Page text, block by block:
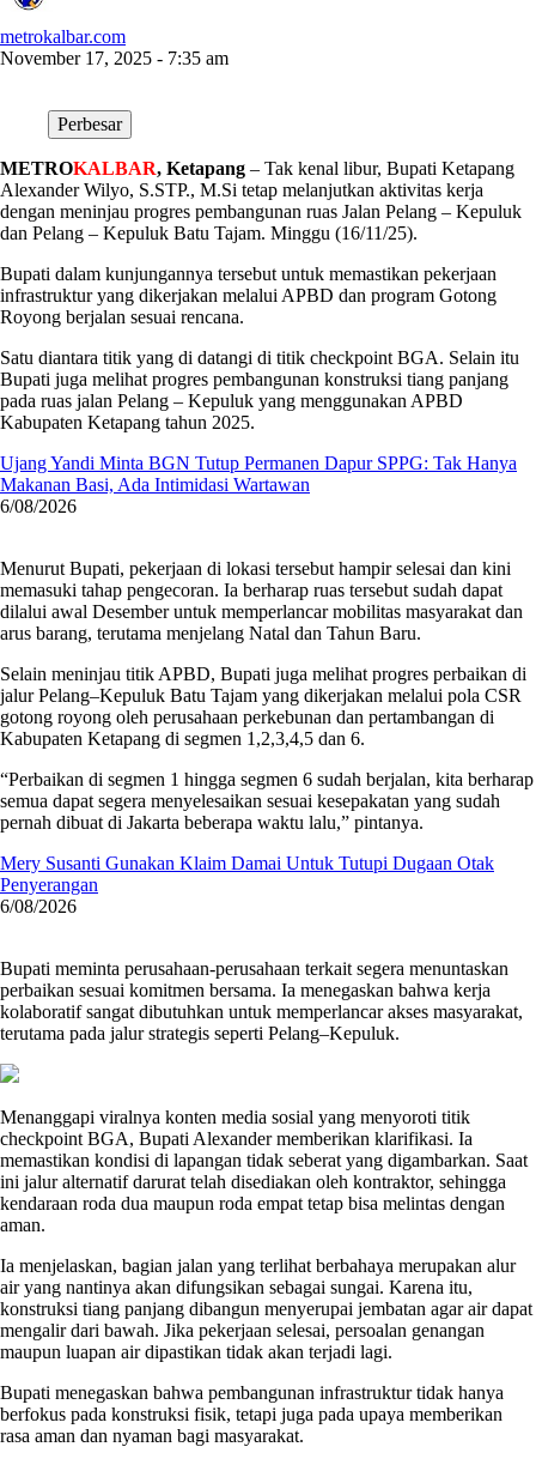
metrokalbar.com
November 17, 2025 - 7:35 am
Perbesar
METROKALBAR, Ketapang – Tak kenal libur, Bupati Ketapang
Alexander Wilyo, S.STP., M.Si tetap melanjutkan aktivitas kerja
dengan meninjau progres pembangunan ruas Jalan Pelang – Kepuluk
dan Pelang – Kepuluk Batu Tajam. Minggu (16/11/25).
Bupati dalam kunjungannya tersebut untuk memastikan pekerjaan
infrastruktur yang dikerjakan melalui APBD dan program Gotong
Royong berjalan sesuai rencana.
Satu diantara titik yang di datangi di titik checkpoint BGA. Selain itu
Bupati juga melihat progres pembangunan konstruksi tiang panjang
pada ruas jalan Pelang – Kepuluk yang menggunakan APBD
Kabupaten Ketapang tahun 2025.
Ujang Yandi Minta BGN Tutup Permanen Dapur SPPG: Tak Hanya
Makanan Basi, Ada Intimidasi Wartawan
6/08/2026
Menurut Bupati, pekerjaan di lokasi tersebut hampir selesai dan kini
memasuki tahap pengecoran. Ia berharap ruas tersebut sudah dapat
dilalui awal Desember untuk memperlancar mobilitas masyarakat dan
arus barang, terutama menjelang Natal dan Tahun Baru.
Selain meninjau titik APBD, Bupati juga melihat progres perbaikan di
jalur Pelang–Kepuluk Batu Tajam yang dikerjakan melalui pola CSR
gotong royong oleh perusahaan perkebunan dan pertambangan di
Kabupaten Ketapang di segmen 1,2,3,4,5 dan 6.
“Perbaikan di segmen 1 hingga segmen 6 sudah berjalan, kita berharap
semua dapat segera menyelesaikan sesuai kesepakatan yang sudah
pernah dibuat di Jakarta beberapa waktu lalu,” pintanya.
Mery Susanti Gunakan Klaim Damai Untuk Tutupi Dugaan Otak
Penyerangan
6/08/2026
Bupati meminta perusahaan-perusahaan terkait segera menuntaskan
perbaikan sesuai komitmen bersama. Ia menegaskan bahwa kerja
kolaboratif sangat dibutuhkan untuk memperlancar akses masyarakat,
terutama pada jalur strategis seperti Pelang–Kepuluk.
Menanggapi viralnya konten media sosial yang menyoroti titik
checkpoint BGA, Bupati Alexander memberikan klarifikasi. Ia
memastikan kondisi di lapangan tidak seberat yang digambarkan. Saat
ini jalur alternatif darurat telah disediakan oleh kontraktor, sehingga
kendaraan roda dua maupun roda empat tetap bisa melintas dengan
aman.
Ia menjelaskan, bagian jalan yang terlihat berbahaya merupakan alur
air yang nantinya akan difungsikan sebagai sungai. Karena itu,
konstruksi tiang panjang dibangun menyerupai jembatan agar air dapat
mengalir dari bawah. Jika pekerjaan selesai, persoalan genangan
maupun luapan air dipastikan tidak akan terjadi lagi.
Bupati menegaskan bahwa pembangunan infrastruktur tidak hanya
berfokus pada konstruksi fisik, tetapi juga pada upaya memberikan
rasa aman dan nyaman bagi masyarakat.